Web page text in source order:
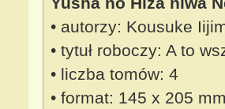
• autorzy: Kousuke
• tytuł roboczy: A to
• liczba tomów: 4
• format: 145 x 205